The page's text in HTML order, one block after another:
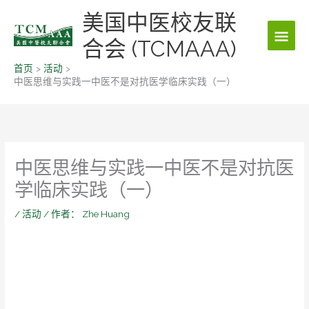
美国中医校友联
合会 (TCMAAA)
主
菜
首页
活动
中医思维与实践一中医不是对抗医学临床实践（一）
中医思维与实践一中医不是对抗医
学临床实践（一）
/活动 / 作者： Zhe Huang